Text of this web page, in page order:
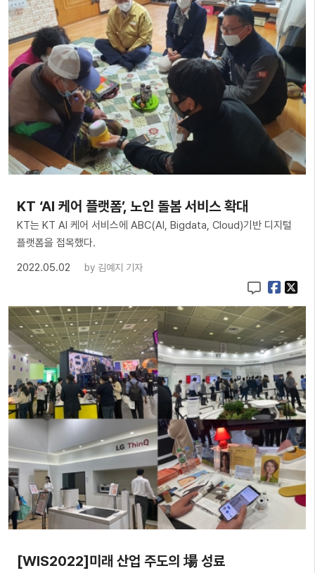
KT ‘AI 케어 플랫폼’, 노인 돌봄 서비스 확대
KT는 KT AI 케어 서비스에 ABC(AI, Bigdata, Cloud)기반 디지털
플랫폼을 접목했다.
2022.05.02
by 김예지 기자
[WIS2022]미래 산업 주도의 場 성료